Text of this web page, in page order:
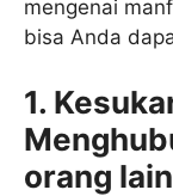
mengenai
bisa Anda
1.
orang lain